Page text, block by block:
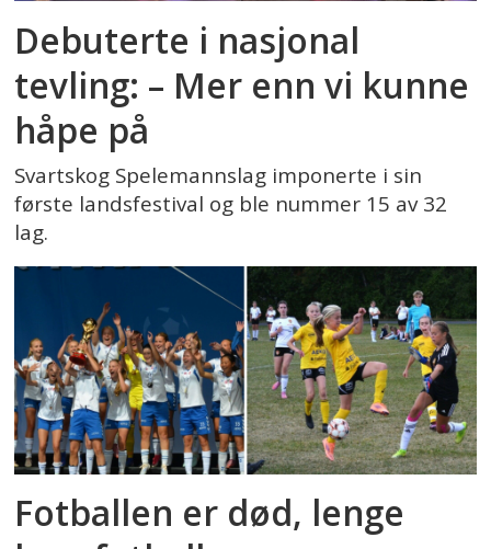
Debuterte i nasjonal
tevling: – Mer enn vi kunne
håpe på
Svartskog Spelemannslag imponerte i sin
første landsfestival og ble nummer 15 av 32
lag.
Fotballen er død, lenge